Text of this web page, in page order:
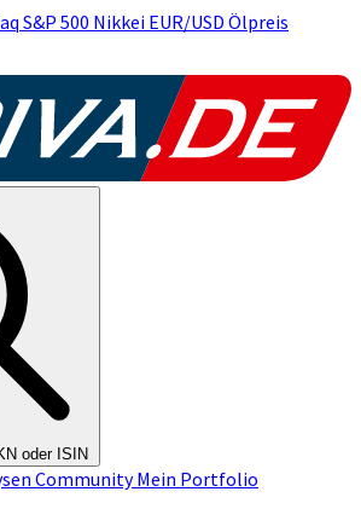
S&P 500 Nikkei EUR/USD Ölpreis
oder ISIN
CommunityMein Portfolio